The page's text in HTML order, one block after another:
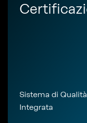
Sistema di
Integrata